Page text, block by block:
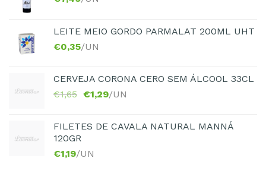
LEITE MEIO GORDO PARMALAT 200ML UHT
€0,35/UN
CERVEJA CORONA CERO SEM ÁLCOOL 33CL
€1,65 €1,29/UN
FILETES DE CAVALA NATURAL MANNÁ
120GR
€1,19/UN